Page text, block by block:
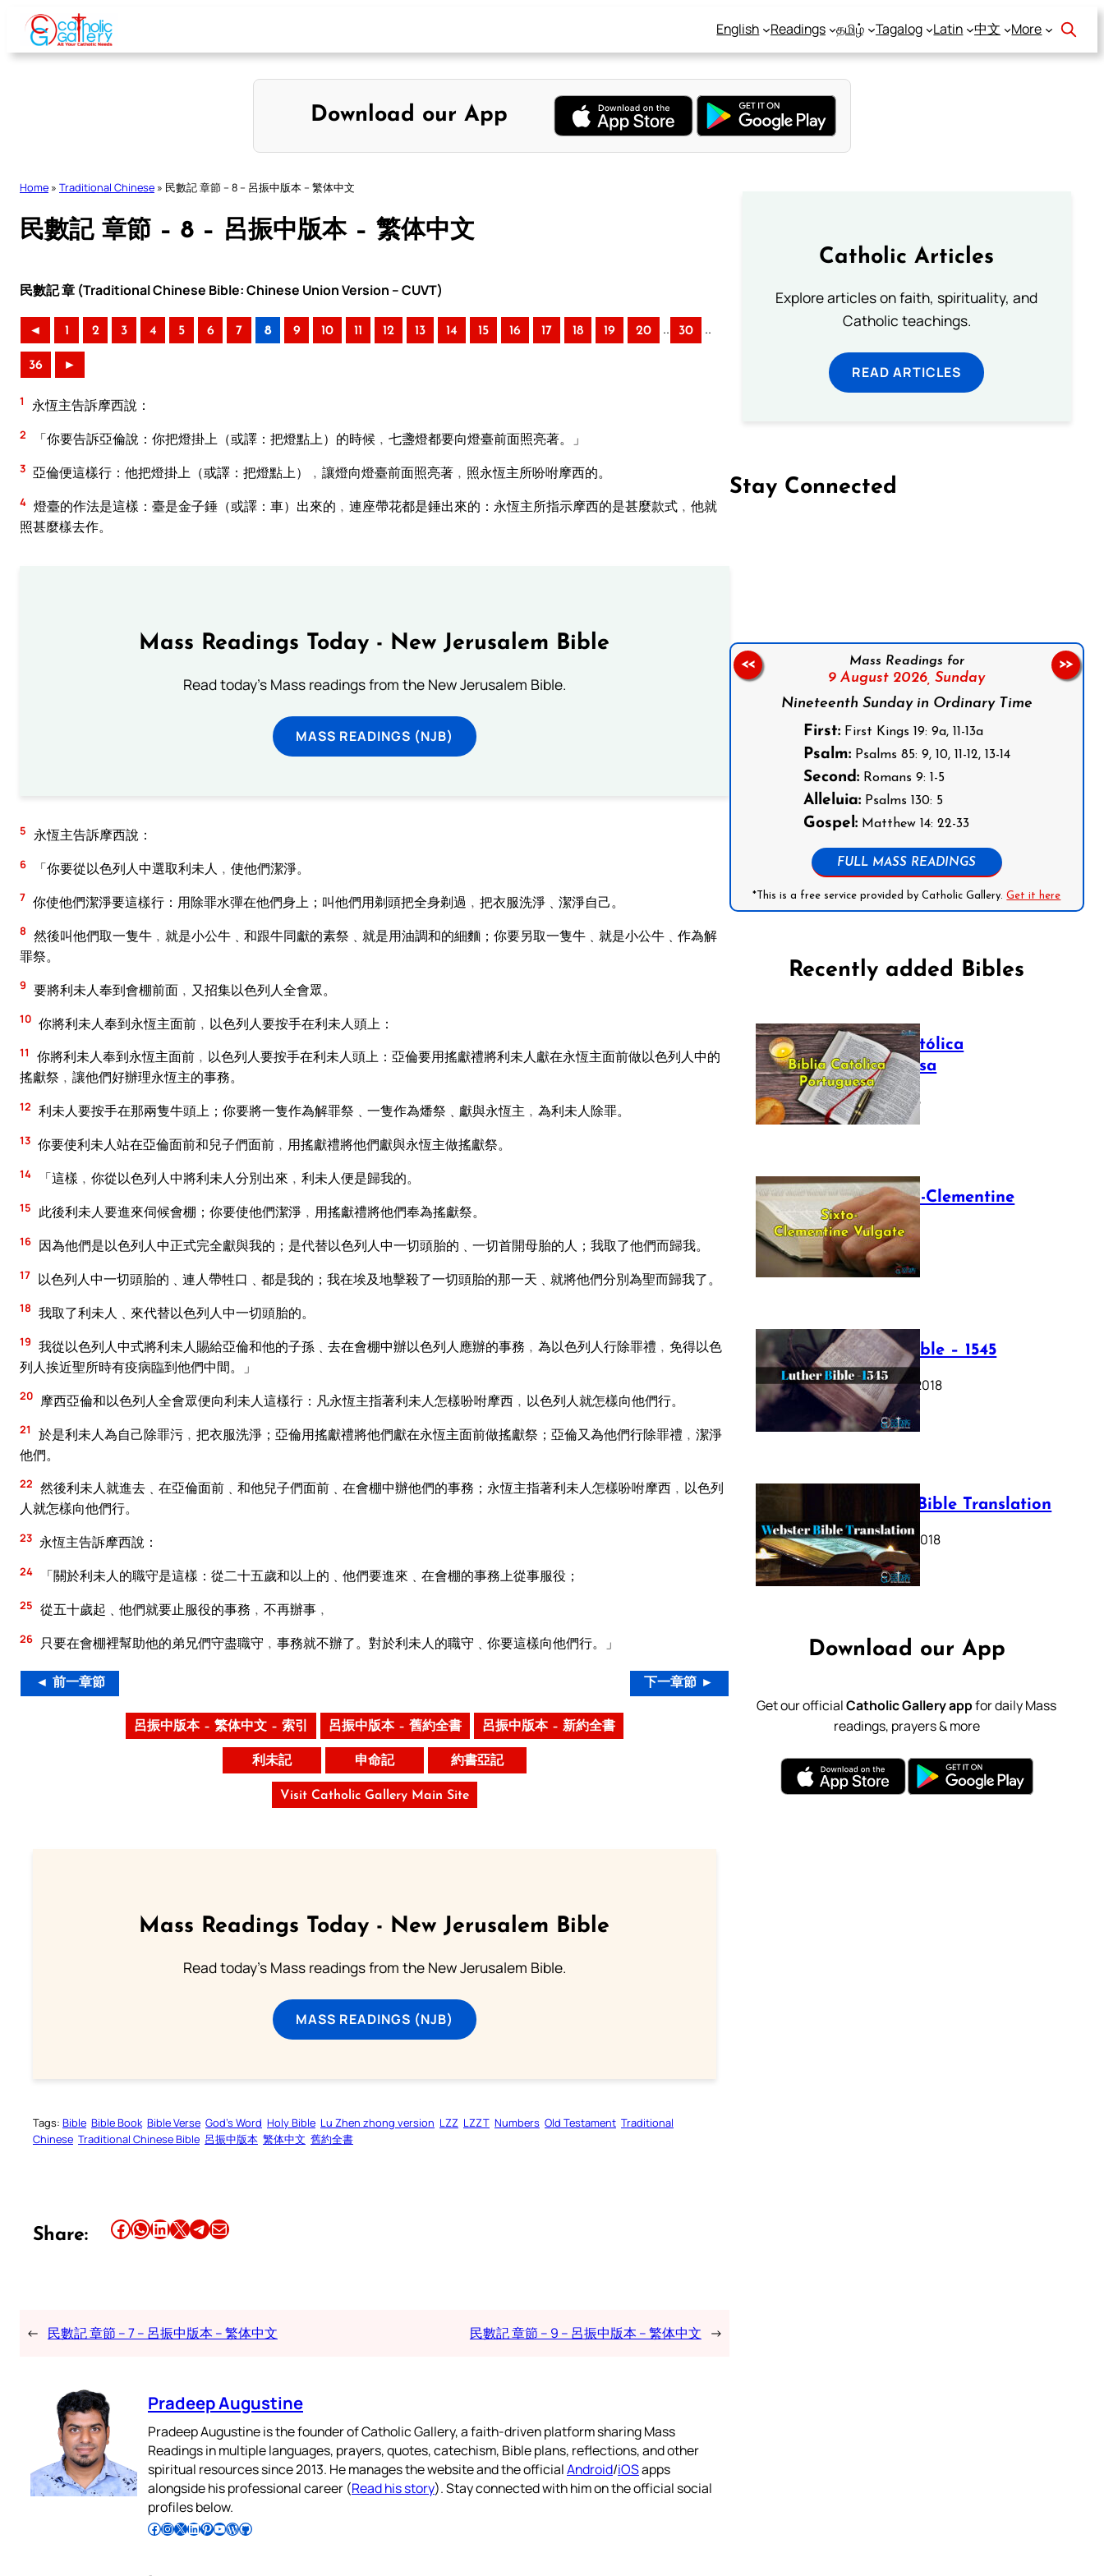
Skip
content
English Readings தமிழ் Tagalog Latin 中文 More
Download our App
Home » Traditional Chinese » 民數記 章節 – 8 – 呂振中版本 – 繁体中文
民數記 章節 – 8 – 呂振中版本 – 繁体中文
民數記 章 (Traditional Chinese Bible: Chinese Union Version – CUVT)
◄ 1 2 3 4 5 6 7 8 9 10 11 12 13 14 15 16 17 18 19 20 .. 30 ..
36 ►
1 永恆主告訴摩西說：
2 「你要告訴亞倫說：你把燈掛上（或譯：把燈點上）的時候﹐七盞燈都要向燈臺前面照亮著。」
3 亞倫便這樣行：他把燈掛上（或譯：把燈點上）﹐讓燈向燈臺前面照亮著﹐照永恆主所吩咐摩西的。
4 燈臺的作法是這樣：臺是金子錘（或譯：車）出來的﹐連座帶花都是錘出來的：永恆主所指示摩西的是甚麼款式﹐他就
照甚麼樣去作。
Mass Readings Today - New Jerusalem Bible
Read today's Mass readings from the New Jerusalem Bible.
MASS READINGS (NJB)
5 永恆主告訴摩西說：
6 「你要從以色列人中選取利未人﹐使他們潔淨。
7 你使他們潔淨要這樣行：用除罪水彈在他們身上；叫他們用剃頭把全身剃過﹐把衣服洗淨﹑潔淨自己。
8 然後叫他們取一隻牛﹐就是小公牛﹑和跟牛同獻的素祭﹑就是用油調和的細麵；你要另取一隻牛﹑就是小公牛﹑作為解
罪祭。
9 要將利未人奉到會棚前面﹐又招集以色列人全會眾。
10 你將利未人奉到永恆主面前﹐以色列人要按手在利未人頭上：
11
你將利未人奉到永恆主面前﹐以色列人要按手在利未人頭上：亞倫要用搖獻禮將利未人獻在永恆主面前做以色列人中的
搖獻祭﹐讓他們好辦理永恆主的事務。
12 利未人要按手在那兩隻牛頭上；你要將一隻作為解罪祭﹑一隻作為燔祭﹑獻與永恆主﹐為利未人除罪。
13 你要使利未人站在亞倫面前和兒子們面前﹐用搖獻禮將他們獻與永恆主做搖獻祭。
14 「這樣﹐你從以色列人中將利未人分別出來﹐利未人便是歸我的。
15 此後利未人要進來伺候會棚；你要使他們潔淨﹐用搖獻禮將他們奉為搖獻祭。
16 因為他們是以色列人中正式完全獻與我的；是代替以色列人中一切頭胎的﹑一切首開母胎的人；我取了他們而歸我。
17 以色列人中一切頭胎的﹑連人帶牲口﹑都是我的；我在埃及地擊殺了一切頭胎的那一天﹑就將他們分別為聖而歸我了。
18 我取了利未人﹑來代替以色列人中一切頭胎的。
19 我從以色列人中式將利未人賜給亞倫和他的子孫﹑去在會棚中辦以色列人應辦的事務﹐為以色列人行除罪禮﹐免得以色
列人挨近聖所時有疫病臨到他們中間。」
20 摩西亞倫和以色列人全會眾便向利未人這樣行：凡永恆主指著利未人怎樣吩咐摩西﹐以色列人就怎樣向他們行。
21
於是利未人為自己除罪污﹐把衣服洗淨；亞倫用搖獻禮將他們獻在永恆主面前做搖獻祭；亞倫又為他們行除罪禮﹐潔淨
他們。
22 然後利未人就進去﹑在亞倫面前﹑和他兒子們面前﹑在會棚中辦他們的事務；永恆主指著利未人怎樣吩咐摩西﹐以色列
人就怎樣向他們行。
23 永恆主告訴摩西說：
24 「關於利未人的職守是這樣：從二十五歲和以上的﹑他們要進來﹑在會棚的事務上從事服役；
25 從五十歲起﹑他們就要止服役的事務﹐不再辦事﹐
26 只要在會棚裡幫助他的弟兄們守盡職守﹐事務就不辦了。對於利未人的職守﹑你要這樣向他們行。」
◄ 前一章節 下一章節 ►
呂振中版本 – 繁体中文 – 索引 呂振中版本 – 舊約全書 呂振中版本 – 新約全書
利未記 申命記 約書亞記
Visit Catholic Gallery Main Site
Mass Readings Today - New Jerusalem Bible
Read today's Mass readings from the New Jerusalem Bible.
MASS READINGS (NJB)
Tags: Bible Bible Book Bible Verse God’s Word Holy Bible Lu Zhen zhong version LZZ LZZT Numbers Old Testament Traditional
Chinese Traditional Chinese Bible 呂振中版本 繁体中文 舊約全書
Share: Share this article on Facebook Share this article on WhatsApp Share this article on LinkedIn Share this article on X Share this article on TelegramEmail this Article
← 民數記 章節 – 7 – 呂振中版本 – 繁体中文 民數記 章節 – 9 – 呂振中版本 – 繁体中文 →
Pradeep Augustine
Pradeep Augustine is the founder of Catholic Gallery, a faith-driven platform sharing Mass
Readings in multiple languages, prayers, quotes, catechism, Bible plans, reflections, and other
spiritual resources since 2013. He manages the website and the officialAndroid/iOSapps
alongside his professional career (Read his story). Stay connected with him on the official social
profiles below.
Follow Pradeep on Facebook Follow Pradeep on InstagramFollow Pradeep on X Follow Pradeep on LinkedIn Follow Pradeep on Pinterest Subscribe to Pradeep’s Youtube Channel Follow Pradeep on WordPress Follow Pradeep on GitHub
Catholic Articles
Explore articles on faith, spirituality, and
Catholic teachings.
READ ARTICLES
Stay Connected
Mass Readings for
9 August 2026, Sunday
Nineteenth Sunday in Ordinary Time
First:First Kings 19: 9a, 11-13a
Psalm:Psalms 85: 9, 10, 11-12, 13-14
Second:Romans 9: 1-5
Alleluia:Psalms 130: 5
Gospel:Matthew 14: 22-33
FULL MASS READINGS
*This is a free service provided by Catholic Gallery.Get it here
<< >>
Recently added Bibles
Bíblia Católica
Portuguesa
July 16, 2025
The Sixto-Clementine
Vulgate
July 12, 2025
Luther Bible – 1545
October 17, 2018
Webster Bible Translation
October 11, 2018
Download our App
Get our officialCatholic Gallery appfor daily Mass
readings, prayers & more